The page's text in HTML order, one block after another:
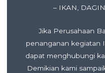
– IKAN,
Jika Perusahaan
penanganan kegiatan
dapat menghubungi
Demikian kami